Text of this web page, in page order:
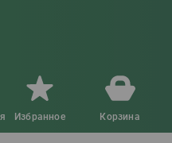
Избранное Корзина